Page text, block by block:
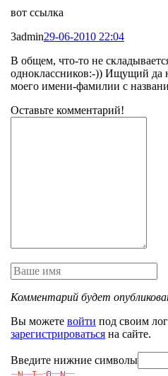
вот ссылка
3admin29-06-2010 22:04
В общем, что-то не
одноклассников:-)) Ищущий да
моего имени-фамилии с
Оставьте комментарий!
Комментарий будет
Вы можете войти под своим
зарегистрироваться на сайте.
Введите нижние символы